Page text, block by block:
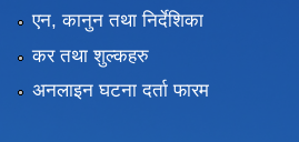
एन, कानुन तथा निर्देशिका
कर तथा शुल्कहरु
अनलाइन घटना दर्ता फारम